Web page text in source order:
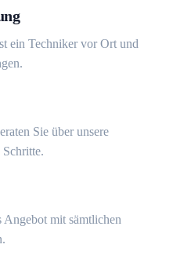
ein Techniker vor Ort und
Sie über unsere
Angebot mit sämtlichen